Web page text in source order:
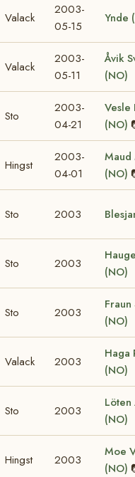
Valack
2003-
05-15
Ynde
Valack
2003-
05-11
Åvik
(NO)
Sto
2003-
04-21
Vesle
(NO)
Hingst
2003-
04-01
Maud
(NO)
Sto 2003
Sto 2003
(NO)
Sto 2003
Fraun
(NO)
Valack 2003
Haga
(NO)
Sto 2003
Löten
(NO)
Hingst 2003
Moe
(NO)